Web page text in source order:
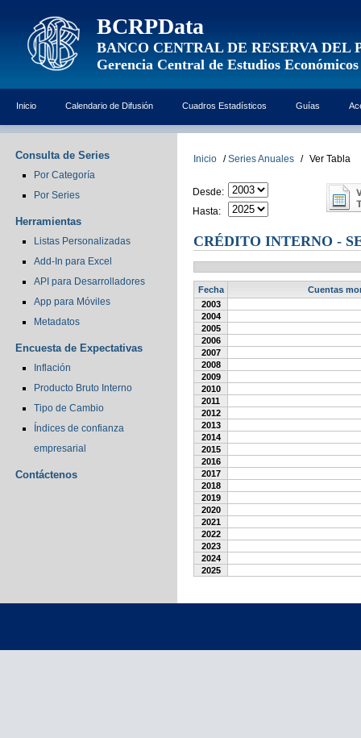
BCRPData
BANCO CENTRAL DE RESERVA DEL
Gerencia Central de Estudios Económicos
Inicio Calendario de Difusión Cuadros Estadísticos Guías
Consulta de Series
Por Categoría
Por Series
Herramientas
Listas Personalizadas
Add-In para Excel
API para Desarrolladores
App para Móviles
Metadatos
Encuesta de Expectativas
Inflación
Producto Bruto Interno
Tipo de Cambio
Índices de confianza
empresarial
Contáctenos
Inicio / Series Anuales / Ver Tabla
Desde:
Hasta:
CRÉDITO INTERNO -
Fecha
Cuentas
2003
2004
2005
2006
2007
2008
2009
2010
2011
2012
2013
2014
2015
2016
2017
2018
2019
2020
2021
2022
2023
2024
2025